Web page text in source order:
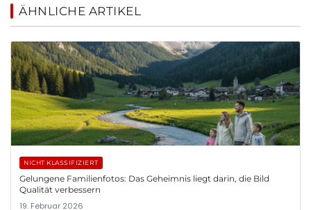
ÄHNLICHE ARTIKEL
NICHT KLASSIFIZIERT
Gelungene Familienfotos: Das Geheimnis liegt darin, die Bild
Qualität verbessern
19. Februar 2026